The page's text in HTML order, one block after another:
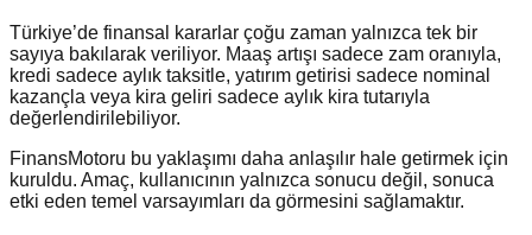
Türkiye’de finansal kararlar çoğu zaman yalnızca tek bir
sayıya bakılarak veriliyor. Maaş artışı sadece zam oranıyla,
kredi sadece aylık taksitle, yatırım getirisi sadece nominal
kazançla veya kira geliri sadece aylık kira tutarıyla
değerlendirilebiliyor.
FinansMotoru bu yaklaşımı daha anlaşılır hale getirmek için
kuruldu. Amaç, kullanıcının yalnızca sonucu değil, sonuca
etki eden temel varsayımları da görmesini sağlamaktır.